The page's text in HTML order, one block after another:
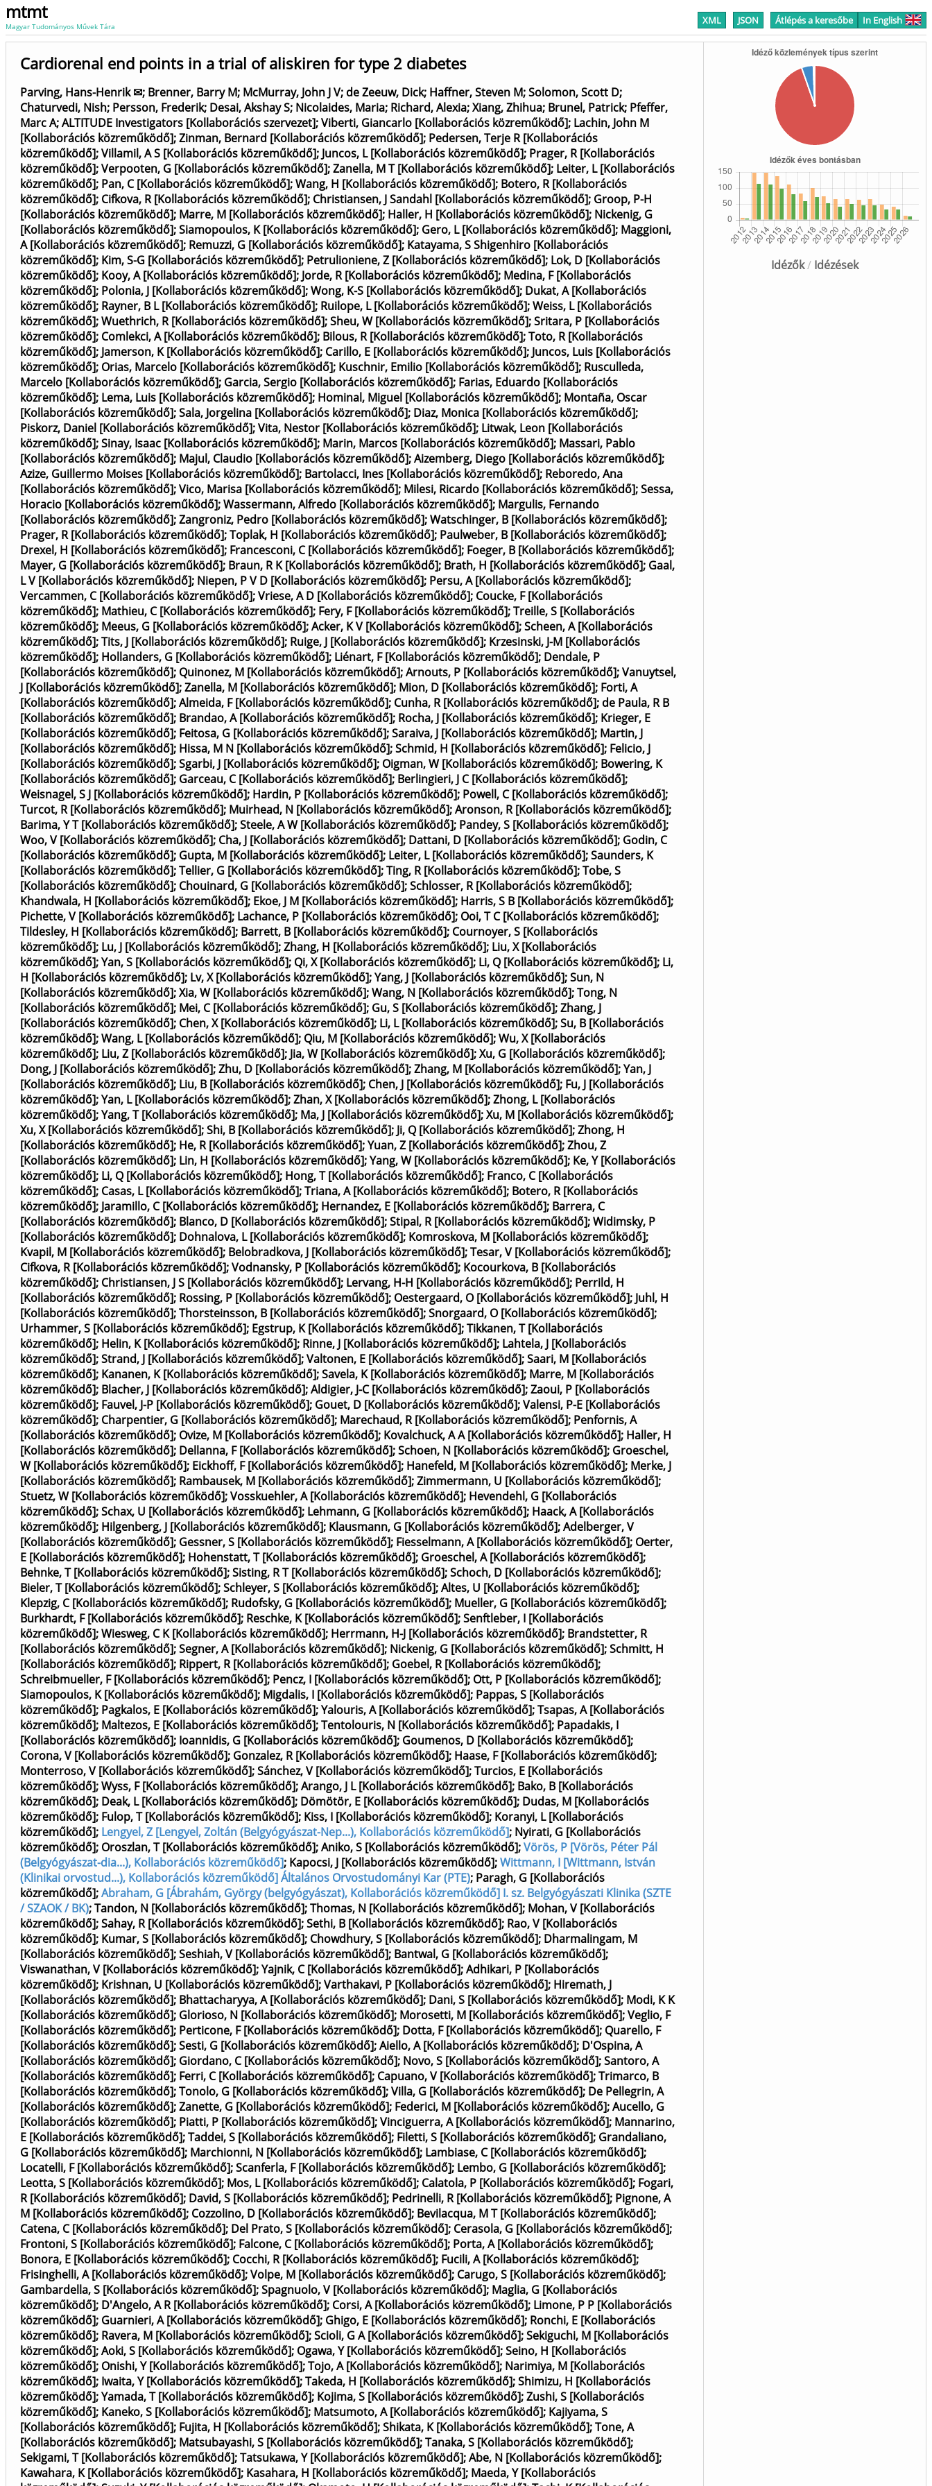
mtmt
Magyar Tudományos Művek Tára XML JSON Átlépés a keresőbe In English
Idézők/ Idézések
Cardiorenal end points in a trial of aliskiren for type 2 diabetes
Parving, Hans-Henrik ✉; Brenner, Barry M; McMurray, John J V; de Zeeuw, Dick; Haffner, Steven M;Solomon, Scott D;
Chaturvedi, Nish; Persson, Frederik; Desai, Akshay S; Nicolaides, Maria; Richard, Alexia;Xiang, Zhihua; Brunel, Patrick; Pfeffer,
Marc A;ALTITUDE Investigators [Kollaborációs szervezet];Viberti, Giancarlo [Kollaborációs közreműködő]; Lachin, John M
[Kollaborációs közreműködő];Zinman, Bernard [Kollaborációs közreműködő]; Pedersen, Terje R [Kollaborációs
közreműködő];Villamil, A S [Kollaborációs közreműködő]; Juncos, L [Kollaborációs közreműködő]; Prager, R [Kollaborációs
közreműködő];Verpooten, G [Kollaborációs közreműködő];Zanella, M T [Kollaborációs közreműködő]; Leiter, L [Kollaborációs
közreműködő]; Pan, C [Kollaborációs közreműködő];Wang, H [Kollaborációs közreműködő]; Botero, R [Kollaborációs
közreműködő]; Cifkova, R [Kollaborációs közreműködő]; Christiansen, J Sandahl [Kollaborációs közreműködő]; Groop, P-H
[Kollaborációs közreműködő]; Marre, M [Kollaborációs közreműködő]; Haller, H [Kollaborációs közreműködő]; Nickenig, G
[Kollaborációs közreműködő];Siamopoulos, K [Kollaborációs közreműködő]; Gero, L [Kollaborációs közreműködő]; Maggioni,
A [Kollaborációs közreműködő]; Remuzzi, G [Kollaborációs közreműködő]; Katayama, S Shigenhiro [Kollaborációs
közreműködő]; Kim, S-G [Kollaborációs közreműködő]; Petrulioniene, Z [Kollaborációs közreműködő]; Lok, D [Kollaborációs
közreműködő]; Kooy, A [Kollaborációs közreműködő]; Jorde, R [Kollaborációs közreműködő]; Medina, F [Kollaborációs
közreműködő]; Polonia, J [Kollaborációs közreműködő];Wong, K-S [Kollaborációs közreműködő]; Dukat, A [Kollaborációs
közreműködő]; Rayner, B L [Kollaborációs közreműködő]; Ruilope, L [Kollaborációs közreműködő];Weiss, L [Kollaborációs
közreműködő];Wuethrich, R [Kollaborációs közreműködő];Sheu, W [Kollaborációs közreműködő];Sritara, P [Kollaborációs
közreműködő]; Comlekci, A [Kollaborációs közreműködő]; Bilous, R [Kollaborációs közreműködő];Toto, R [Kollaborációs
közreműködő]; Jamerson, K [Kollaborációs közreműködő]; Carillo, E [Kollaborációs közreműködő]; Juncos, Luis [Kollaborációs
közreműködő]; Orias, Marcelo [Kollaborációs közreműködő]; Kuschnir, Emilio [Kollaborációs közreműködő]; Rusculleda,
Marcelo [Kollaborációs közreműködő]; Garcia, Sergio [Kollaborációs közreműködő]; Farias, Eduardo [Kollaborációs
közreműködő]; Lema, Luis [Kollaborációs közreműködő]; Hominal, Miguel [Kollaborációs közreműködő]; Montaña, Oscar
[Kollaborációs közreműködő];Sala, Jorgelina [Kollaborációs közreműködő]; Diaz, Monica [Kollaborációs közreműködő];
Piskorz, Daniel [Kollaborációs közreműködő];Vita, Nestor [Kollaborációs közreműködő]; Litwak, Leon [Kollaborációs
közreműködő];Sinay, Isaac [Kollaborációs közreműködő]; Marin, Marcos [Kollaborációs közreműködő]; Massari, Pablo
[Kollaborációs közreműködő]; Majul, Claudio [Kollaborációs közreműködő];Aizemberg, Diego [Kollaborációs közreműködő];
Azize, Guillermo Moises [Kollaborációs közreműködő]; Bartolacci, Ines [Kollaborációs közreműködő]; Reboredo, Ana
[Kollaborációs közreműködő];Vico, Marisa [Kollaborációs közreműködő]; Milesi, Ricardo [Kollaborációs közreműködő];Sessa,
Horacio [Kollaborációs közreműködő];Wassermann, Alfredo [Kollaborációs közreműködő]; Margulis, Fernando
[Kollaborációs közreműködő];Zangroniz, Pedro [Kollaborációs közreműködő];Watschinger, B [Kollaborációs közreműködő];
Prager, R [Kollaborációs közreműködő];Toplak, H [Kollaborációs közreműködő]; Paulweber, B [Kollaborációs közreműködő];
Drexel, H [Kollaborációs közreműködő]; Francesconi, C [Kollaborációs közreműködő]; Foeger, B [Kollaborációs közreműködő];
Mayer, G [Kollaborációs közreműködő]; Braun, R K [Kollaborációs közreműködő]; Brath, H [Kollaborációs közreműködő]; Gaal,
L V [Kollaborációs közreműködő]; Niepen, P V D [Kollaborációs közreműködő]; Persu, A [Kollaborációs közreműködő];
Vercammen, C [Kollaborációs közreműködő];Vriese, A D [Kollaborációs közreműködő]; Coucke, F [Kollaborációs
közreműködő]; Mathieu, C [Kollaborációs közreműködő]; Fery, F [Kollaborációs közreműködő];Treille, S [Kollaborációs
közreműködő]; Meeus, G [Kollaborációs közreműködő];Acker, K V [Kollaborációs közreműködő];Scheen, A [Kollaborációs
közreműködő];Tits, J [Kollaborációs közreműködő]; Ruige, J [Kollaborációs közreműködő]; Krzesinski, J-M [Kollaborációs
közreműködő]; Hollanders, G [Kollaborációs közreműködő]; Liénart, F [Kollaborációs közreműködő]; Dendale, P
[Kollaborációs közreműködő]; Quinonez, M [Kollaborációs közreműködő];Arnouts, P [Kollaborációs közreműködő];Vanuytsel,
J [Kollaborációs közreműködő];Zanella, M [Kollaborációs közreműködő]; Mion, D [Kollaborációs közreműködő]; Forti, A
[Kollaborációs közreműködő];Almeida, F [Kollaborációs közreműködő]; Cunha, R [Kollaborációs közreműködő]; de Paula, R B
[Kollaborációs közreműködő]; Brandao, A [Kollaborációs közreműködő]; Rocha, J [Kollaborációs közreműködő]; Krieger, E
[Kollaborációs közreműködő]; Feitosa, G [Kollaborációs közreműködő];Saraiva, J [Kollaborációs közreműködő]; Martin, J
[Kollaborációs közreműködő]; Hissa, M N [Kollaborációs közreműködő];Schmid, H [Kollaborációs közreműködő]; Felicio, J
[Kollaborációs közreműködő];Sgarbi, J [Kollaborációs közreműködő]; Oigman, W [Kollaborációs közreműködő]; Bowering, K
[Kollaborációs közreműködő]; Garceau, C [Kollaborációs közreműködő]; Berlingieri, J C [Kollaborációs közreműködő];
Weisnagel, S J [Kollaborációs közreműködő]; Hardin, P [Kollaborációs közreműködő]; Powell, C [Kollaborációs közreműködő];
Turcot, R [Kollaborációs közreműködő]; Muirhead, N [Kollaborációs közreműködő];Aronson, R [Kollaborációs közreműködő];
Barima, Y T [Kollaborációs közreműködő];Steele, A W [Kollaborációs közreműködő]; Pandey, S [Kollaborációs közreműködő];
Woo, V [Kollaborációs közreműködő]; Cha, J [Kollaborációs közreműködő]; Dattani, D [Kollaborációs közreműködő]; Godin, C
[Kollaborációs közreműködő]; Gupta, M [Kollaborációs közreműködő]; Leiter, L [Kollaborációs közreműködő];Saunders, K
[Kollaborációs közreműködő];Tellier, G [Kollaborációs közreműködő];Ting, R [Kollaborációs közreműködő];Tobe, S
[Kollaborációs közreműködő]; Chouinard, G [Kollaborációs közreműködő];Schlosser, R [Kollaborációs közreműködő];
Khandwala, H [Kollaborációs közreműködő]; Ekoe, J M [Kollaborációs közreműködő]; Harris, S B [Kollaborációs közreműködő];
Pichette, V [Kollaborációs közreműködő]; Lachance, P [Kollaborációs közreműködő]; Ooi, T C [Kollaborációs közreműködő];
Tildesley, H [Kollaborációs közreműködő]; Barrett, B [Kollaborációs közreműködő]; Cournoyer, S [Kollaborációs
közreműködő]; Lu, J [Kollaborációs közreműködő];Zhang, H [Kollaborációs közreműködő]; Liu, X [Kollaborációs
közreműködő];Yan, S [Kollaborációs közreműködő]; Qi, X [Kollaborációs közreműködő]; Li, Q [Kollaborációs közreműködő]; Li,
H [Kollaborációs közreműködő]; Lv, X [Kollaborációs közreműködő];Yang, J [Kollaborációs közreműködő];Sun, N
[Kollaborációs közreműködő];Xia, W [Kollaborációs közreműködő];Wang, N [Kollaborációs közreműködő];Tong, N
[Kollaborációs közreműködő]; Mei, C [Kollaborációs közreműködő]; Gu, S [Kollaborációs közreműködő];Zhang, J
[Kollaborációs közreműködő]; Chen, X [Kollaborációs közreműködő]; Li, L [Kollaborációs közreműködő];Su, B [Kollaborációs
közreműködő];Wang, L [Kollaborációs közreműködő]; Qiu, M [Kollaborációs közreműködő];Wu, X [Kollaborációs
közreműködő]; Liu, Z [Kollaborációs közreműködő]; Jia, W [Kollaborációs közreműködő];Xu, G [Kollaborációs közreműködő];
Dong, J [Kollaborációs közreműködő];Zhu, D [Kollaborációs közreműködő];Zhang, M [Kollaborációs közreműködő];Yan, J
[Kollaborációs közreműködő]; Liu, B [Kollaborációs közreműködő]; Chen, J [Kollaborációs közreműködő]; Fu, J [Kollaborációs
közreműködő];Yan, L [Kollaborációs közreműködő];Zhan, X [Kollaborációs közreműködő];Zhong, L [Kollaborációs
közreműködő];Yang, T [Kollaborációs közreműködő]; Ma, J [Kollaborációs közreműködő];Xu, M [Kollaborációs közreműködő];
Xu, X [Kollaborációs közreműködő];Shi, B [Kollaborációs közreműködő]; Ji, Q [Kollaborációs közreműködő];Zhong, H
[Kollaborációs közreműködő]; He, R [Kollaborációs közreműködő];Yuan, Z [Kollaborációs közreműködő];Zhou, Z
[Kollaborációs közreműködő]; Lin, H [Kollaborációs közreműködő];Yang, W [Kollaborációs közreműködő]; Ke, Y [Kollaborációs
közreműködő]; Li, Q [Kollaborációs közreműködő]; Hong, T [Kollaborációs közreműködő]; Franco, C [Kollaborációs
közreműködő]; Casas, L [Kollaborációs közreműködő];Triana, A [Kollaborációs közreműködő]; Botero, R [Kollaborációs
közreműködő]; Jaramillo, C [Kollaborációs közreműködő]; Hernandez, E [Kollaborációs közreműködő]; Barrera, C
[Kollaborációs közreműködő]; Blanco, D [Kollaborációs közreműködő];Stipal, R [Kollaborációs közreműködő];Widimsky, P
[Kollaborációs közreműködő]; Dohnalova, L [Kollaborációs közreműködő]; Komroskova, M [Kollaborációs közreműködő];
Kvapil, M [Kollaborációs közreműködő]; Belobradkova, J [Kollaborációs közreműködő];Tesar, V [Kollaborációs közreműködő];
Cifkova, R [Kollaborációs közreműködő];Vodnansky, P [Kollaborációs közreműködő]; Kocourkova, B [Kollaborációs
közreműködő]; Christiansen, J S [Kollaborációs közreműködő]; Lervang, H-H [Kollaborációs közreműködő]; Perrild, H
[Kollaborációs közreműködő]; Rossing, P [Kollaborációs közreműködő]; Oestergaard, O [Kollaborációs közreműködő]; Juhl, H
[Kollaborációs közreműködő];Thorsteinsson, B [Kollaborációs közreműködő];Snorgaard, O [Kollaborációs közreműködő];
Urhammer, S [Kollaborációs közreműködő]; Egstrup, K [Kollaborációs közreműködő];Tikkanen, T [Kollaborációs
közreműködő]; Helin, K [Kollaborációs közreműködő]; Rinne, J [Kollaborációs közreműködő]; Lahtela, J [Kollaborációs
közreműködő];Strand, J [Kollaborációs közreműködő];Valtonen, E [Kollaborációs közreműködő];Saari, M [Kollaborációs
közreműködő]; Kananen, K [Kollaborációs közreműködő];Savela, K [Kollaborációs közreműködő]; Marre, M [Kollaborációs
közreműködő]; Blacher, J [Kollaborációs közreműködő];Aldigier, J-C [Kollaborációs közreműködő];Zaoui, P [Kollaborációs
közreműködő]; Fauvel, J-P [Kollaborációs közreműködő]; Gouet, D [Kollaborációs közreműködő];Valensi, P-E [Kollaborációs
közreműködő]; Charpentier, G [Kollaborációs közreműködő]; Marechaud, R [Kollaborációs közreműködő]; Penfornis, A
[Kollaborációs közreműködő]; Ovize, M [Kollaborációs közreműködő]; Kovalchuck, A A [Kollaborációs közreműködő]; Haller, H
[Kollaborációs közreműködő]; Dellanna, F [Kollaborációs közreműködő];Schoen, N [Kollaborációs közreműködő]; Groeschel,
W [Kollaborációs közreműködő]; Eickhoff, F [Kollaborációs közreműködő]; Hanefeld, M [Kollaborációs közreműködő]; Merke, J
[Kollaborációs közreműködő]; Rambausek, M [Kollaborációs közreműködő];Zimmermann, U [Kollaborációs közreműködő];
Stuetz, W [Kollaborációs közreműködő];Vosskuehler, A [Kollaborációs közreműködő]; Hevendehl, G [Kollaborációs
közreműködő];Schax, U [Kollaborációs közreműködő]; Lehmann, G [Kollaborációs közreműködő]; Haack, A [Kollaborációs
közreműködő]; Hilgenberg, J [Kollaborációs közreműködő]; Klausmann, G [Kollaborációs közreműködő];Adelberger, V
[Kollaborációs közreműködő]; Gessner, S [Kollaborációs közreműködő]; Fiesselmann, A [Kollaborációs közreműködő]; Oerter,
E [Kollaborációs közreműködő]; Hohenstatt, T [Kollaborációs közreműködő]; Groeschel, A [Kollaborációs közreműködő];
Behnke, T [Kollaborációs közreműködő];Sisting, R T [Kollaborációs közreműködő];Schoch, D [Kollaborációs közreműködő];
Bieler, T [Kollaborációs közreműködő];Schleyer, S [Kollaborációs közreműködő];Altes, U [Kollaborációs közreműködő];
Klepzig, C [Kollaborációs közreműködő]; Rudofsky, G [Kollaborációs közreműködő]; Mueller, G [Kollaborációs közreműködő];
Burkhardt, F [Kollaborációs közreműködő]; Reschke, K [Kollaborációs közreműködő];Senftleber, I [Kollaborációs
közreműködő];Wiesweg, C K [Kollaborációs közreműködő]; Herrmann, H-J [Kollaborációs közreműködő]; Brandstetter, R
[Kollaborációs közreműködő];Segner, A [Kollaborációs közreműködő]; Nickenig, G [Kollaborációs közreműködő];Schmitt, H
[Kollaborációs közreműködő]; Rippert, R [Kollaborációs közreműködő]; Goebel, R [Kollaborációs közreműködő];
Schreibmueller, F [Kollaborációs közreműködő]; Pencz, I [Kollaborációs közreműködő]; Ott, P [Kollaborációs közreműködő];
Siamopoulos, K [Kollaborációs közreműködő]; Migdalis, I [Kollaborációs közreműködő]; Pappas, S [Kollaborációs
közreműködő]; Pagkalos, E [Kollaborációs közreműködő];Yalouris, A [Kollaborációs közreműködő];Tsapas, A [Kollaborációs
közreműködő]; Maltezos, E [Kollaborációs közreműködő];Tentolouris, N [Kollaborációs közreműködő]; Papadakis, I
[Kollaborációs közreműködő]; Ioannidis, G [Kollaborációs közreműködő]; Goumenos, D [Kollaborációs közreműködő];
Corona, V [Kollaborációs közreműködő]; Gonzalez, R [Kollaborációs közreműködő]; Haase, F [Kollaborációs közreműködő];
Monterroso, V [Kollaborációs közreműködő];Sánchez, V [Kollaborációs közreműködő];Turcios, E [Kollaborációs
közreműködő];Wyss, F [Kollaborációs közreműködő];Arango, J L [Kollaborációs közreműködő]; Bako, B [Kollaborációs
közreműködő]; Deak, L [Kollaborációs közreműködő]; Dömötör, E [Kollaborációs közreműködő]; Dudas, M [Kollaborációs
közreműködő]; Fulop, T [Kollaborációs közreműködő]; Kiss, I [Kollaborációs közreműködő]; Koranyi, L [Kollaborációs
közreműködő]; Lengyel, Z [Lengyel, Zoltán (Belgyógyászat-Nep...), Kollaborációs közreműködő]; Nyirati, G [Kollaborációs
közreműködő]; Oroszlan, T [Kollaborációs közreműködő];Aniko, S [Kollaborációs közreműködő];Vörös, P [Vörös, Péter Pál
(Belgyógyászat-dia...), Kollaborációs közreműködő]; Kapocsi, J [Kollaborációs közreműködő];Wittmann, I [Wittmann, István
(Klinikai orvostud...), Kollaborációs közreműködő] Általános Orvostudományi Kar (PTE); Paragh, G [Kollaborációs
közreműködő];Abraham, G [Ábrahám, György (belgyógyászat), Kollaborációs közreműködő] I. sz. Belgyógyászati Klinika (SZTE
/ SZAOK / BK);Tandon, N [Kollaborációs közreműködő];Thomas, N [Kollaborációs közreműködő]; Mohan, V [Kollaborációs
közreműködő];Sahay, R [Kollaborációs közreműködő];Sethi, B [Kollaborációs közreműködő]; Rao, V [Kollaborációs
közreműködő]; Kumar, S [Kollaborációs közreműködő]; Chowdhury, S [Kollaborációs közreműködő]; Dharmalingam, M
[Kollaborációs közreműködő];Seshiah, V [Kollaborációs közreműködő]; Bantwal, G [Kollaborációs közreműködő];
Viswanathan, V [Kollaborációs közreműködő];Yajnik, C [Kollaborációs közreműködő];Adhikari, P [Kollaborációs
közreműködő]; Krishnan, U [Kollaborációs közreműködő];Varthakavi, P [Kollaborációs közreműködő]; Hiremath, J
[Kollaborációs közreműködő]; Bhattacharyya, A [Kollaborációs közreműködő]; Dani, S [Kollaborációs közreműködő]; Modi, K K
[Kollaborációs közreműködő]; Glorioso, N [Kollaborációs közreműködő]; Morosetti, M [Kollaborációs közreműködő];Veglio, F
[Kollaborációs közreműködő]; Perticone, F [Kollaborációs közreműködő]; Dotta, F [Kollaborációs közreműködő]; Quarello, F
[Kollaborációs közreműködő];Sesti, G [Kollaborációs közreműködő];Aiello, A [Kollaborációs közreműködő]; D'Ospina, A
[Kollaborációs közreműködő]; Giordano, C [Kollaborációs közreműködő]; Novo, S [Kollaborációs közreműködő];Santoro, A
[Kollaborációs közreműködő]; Ferri, C [Kollaborációs közreműködő]; Capuano, V [Kollaborációs közreműködő];Trimarco, B
[Kollaborációs közreműködő];Tonolo, G [Kollaborációs közreműködő];Villa, G [Kollaborációs közreműködő]; De Pellegrin, A
[Kollaborációs közreműködő];Zanette, G [Kollaborációs közreműködő]; Federici, M [Kollaborációs közreműködő];Aucello, G
[Kollaborációs közreműködő]; Piatti, P [Kollaborációs közreműködő];Vinciguerra, A [Kollaborációs közreműködő]; Mannarino,
E [Kollaborációs közreműködő];Taddei, S [Kollaborációs közreműködő]; Filetti, S [Kollaborációs közreműködő]; Grandaliano,
G [Kollaborációs közreműködő]; Marchionni, N [Kollaborációs közreműködő]; Lambiase, C [Kollaborációs közreműködő];
Locatelli, F [Kollaborációs közreműködő];Scanferla, F [Kollaborációs közreműködő]; Lembo, G [Kollaborációs közreműködő];
Leotta, S [Kollaborációs közreműködő]; Mos, L [Kollaborációs közreműködő]; Calatola, P [Kollaborációs közreműködő]; Fogari,
R [Kollaborációs közreműködő]; David, S [Kollaborációs közreműködő]; Pedrinelli, R [Kollaborációs közreműködő]; Pignone, A
M [Kollaborációs közreműködő]; Cozzolino, D [Kollaborációs közreműködő]; Bevilacqua, M T [Kollaborációs közreműködő];
Catena, C [Kollaborációs közreműködő]; Del Prato, S [Kollaborációs közreműködő]; Cerasola, G [Kollaborációs közreműködő];
Frontoni, S [Kollaborációs közreműködő]; Falcone, C [Kollaborációs közreműködő]; Porta, A [Kollaborációs közreműködő];
Bonora, E [Kollaborációs közreműködő]; Cocchi, R [Kollaborációs közreműködő]; Fucili, A [Kollaborációs közreműködő];
Frisinghelli, A [Kollaborációs közreműködő];Volpe, M [Kollaborációs közreműködő]; Carugo, S [Kollaborációs közreműködő];
Gambardella, S [Kollaborációs közreműködő];Spagnuolo, V [Kollaborációs közreműködő]; Maglia, G [Kollaborációs
közreműködő]; D'Angelo, A R [Kollaborációs közreműködő]; Corsi, A [Kollaborációs közreműködő]; Limone, P P [Kollaborációs
közreműködő]; Guarnieri, A [Kollaborációs közreműködő]; Ghigo, E [Kollaborációs közreműködő]; Ronchi, E [Kollaborációs
közreműködő]; Ravera, M [Kollaborációs közreműködő];Scioli, G A [Kollaborációs közreműködő];Sekiguchi, M [Kollaborációs
közreműködő];Aoki, S [Kollaborációs közreműködő]; Ogawa, Y [Kollaborációs közreműködő];Seino, H [Kollaborációs
közreműködő]; Onishi, Y [Kollaborációs közreműködő];Tojo, A [Kollaborációs közreműködő]; Narimiya, M [Kollaborációs
közreműködő]; Iwaita, Y [Kollaborációs közreműködő];Takeda, H [Kollaborációs közreműködő];Shimizu, H [Kollaborációs
közreműködő];Yamada, T [Kollaborációs közreműködő]; Kojima, S [Kollaborációs közreműködő];Zushi, S [Kollaborációs
közreműködő]; Kaneko, S [Kollaborációs közreműködő]; Matsumoto, A [Kollaborációs közreműködő]; Kajiyama, S
[Kollaborációs közreműködő]; Fujita, H [Kollaborációs közreműködő];Shikata, K [Kollaborációs közreműködő];Tone, A
[Kollaborációs közreműködő]; Matsubayashi, S [Kollaborációs közreműködő];Tanaka, S [Kollaborációs közreműködő];
Sekigami, T [Kollaborációs közreműködő];Tatsukawa, Y [Kollaborációs közreműködő];Abe, N [Kollaborációs közreműködő];
Kawahara, K [Kollaborációs közreműködő]; Kasahara, H [Kollaborációs közreműködő]; Maeda, Y [Kollaborációs